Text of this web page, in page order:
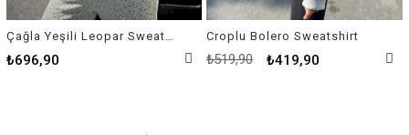
₺696,90
Croplu Bolero Sweatshirt
₺419,90
₺519,90